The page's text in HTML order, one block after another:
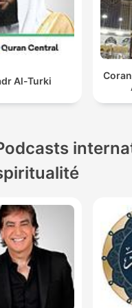
Al-Turki